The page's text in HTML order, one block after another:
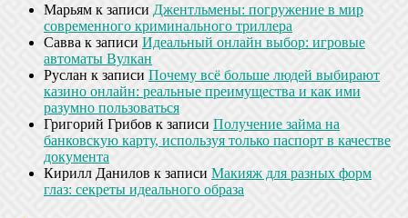
Марьям к записи Джентльмены: погружение в мир
современного криминального триллера
Савва к записи Идеальный онлайн выбор: игровые
автоматы Вулкан
Руслан к записи Почему всё больше людей выбирают
казино онлайн: реальные преимущества и как ими
разумно пользоваться
Григорий Грибов к записи Получение займа на
банковскую карту, используя только паспорт в качестве
документа
Кирилл Данилов к записи Макияж для разных форм
глаз: секреты идеального образа